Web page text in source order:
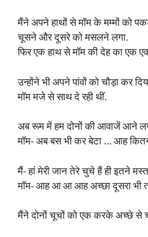
मैंने अपने हाथों से मॉम के मम्मों को
चूसने और दूसरे को मसलने लगा.
फिर एक हाथ से मॉम की देह का एक
उन्होंने भी अपने पांवों को चौड़ा कर
मॉम मजे से साथ दे रही थीं.
अब रूम में हम दोनों की आवाजें आने
मॉम- अब बस भी कर बेटा … आह
मैं- हां मेरी जान तेरे चुचे हैं ही इतने
मॉम- आह आ आ आह अच्छा दूसरा भी
मैंने दोनों चूचों को एक करके अच्छे से